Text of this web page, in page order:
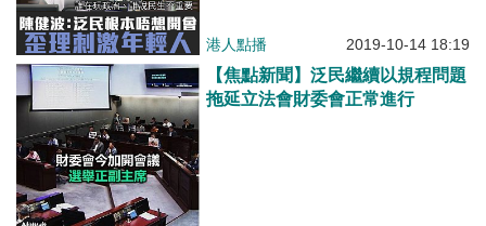
港人點播 2019-10-14 18:19
【焦點新聞】泛民繼續以規程問題
拖延立法會財委會正常進行